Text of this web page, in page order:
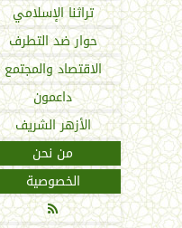
تراثنا الإسلامي
حوار ضد التطرف
الاقتصاد والمجتمع
داعمون
الأزهر الشريف
من نحن
الخصوصية
